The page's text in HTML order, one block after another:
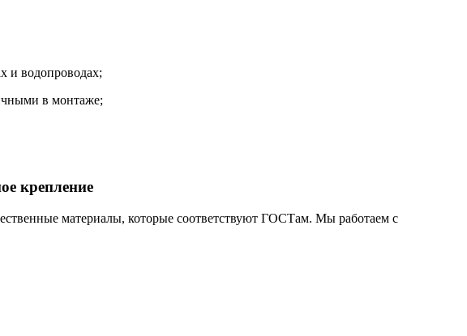
и водопроводах;
в монтаже;
крепление
материалы, которые соответствуют ГОСТам. Мы работаем с